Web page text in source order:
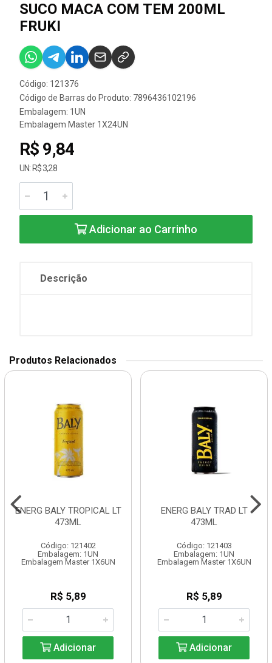
SUCO MACA COM TEM 200ML
FRUKI
Código: 121376
Código de Barras do Produto: 7896436102196
Embalagem: 1UN
Embalagem Master 1X24UN
R$ 9,84
UN: R$ 3,28
Adicionar ao Carrinho
Descrição
Produtos Relacionados
ENERG BALY TROPICAL LT
473ML
Código: 121402
Embalagem: 1UN
Embalagem Master 1X6UN
R$ 5,89
Adicionar
ENERG BALY TRAD LT
473ML
Código: 121403
Embalagem: 1UN
Embalagem Master 1X6UN
R$ 5,89
Adicionar